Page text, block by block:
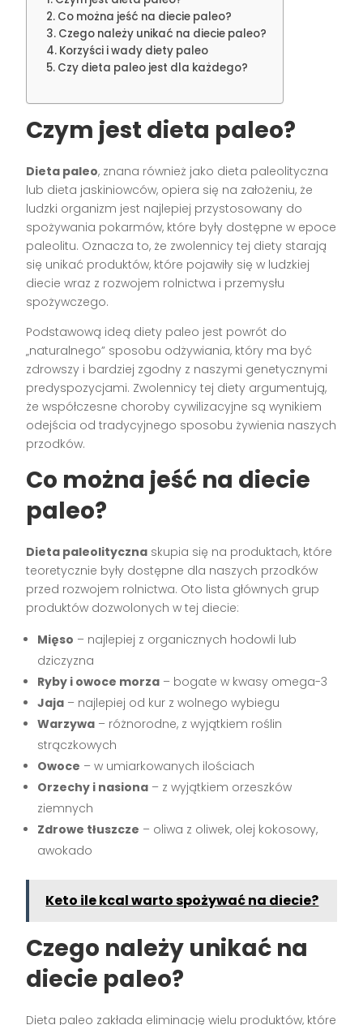
Co można jeść na diecie paleo?
Czego należy unikać na diecie paleo?
Korzyści i wady diety paleo
Czy dieta paleo jest dla każdego?
Czym jest dieta paleo?
Dieta paleo, znana również jako dieta paleolityczna
lub dieta jaskiniowców, opiera się na założeniu, że
ludzki organizm jest najlepiej przystosowany do
spożywania pokarmów, które były dostępne w epoce
paleolitu. Oznacza to, że zwolennicy tej diety starają
się unikać produktów, które pojawiły się w ludzkiej
diecie wraz z rozwojem rolnictwa i przemysłu
spożywczego.
Podstawową ideą diety paleo jest powrót do
„naturalnego” sposobu odżywiania, który ma być
zdrowszy i bardziej zgodny z naszymi genetycznymi
predyspozycjami. Zwolennicy tej diety argumentują,
że współczesne choroby cywilizacyjne są wynikiem
odejścia od tradycyjnego sposobu żywienia naszych
przodków.
Co można jeść na diecie
paleo?
Dieta paleolityczna skupia się na produktach, które
teoretycznie były dostępne dla naszych przodków
przed rozwojem rolnictwa. Oto lista głównych grup
produktów dozwolonych w tej diecie:
Mięso – najlepiej z organicznych hodowli lub
dziczyzna
Ryby i owoce morza – bogate w kwasy omega-3
Jaja – najlepiej od kur z wolnego wybiegu
Warzywa – różnorodne, z wyjątkiem roślin
strączkowych
Owoce – w umiarkowanych ilościach
Orzechy i nasiona – z wyjątkiem orzeszków
ziemnych
Zdrowe tłuszcze – oliwa z oliwek, olej kokosowy,
awokado
Keto ile kcal warto spożywać na diecie?
Czego należy unikać na
diecie paleo?
Dieta paleo zakłada eliminację wielu produktów, które